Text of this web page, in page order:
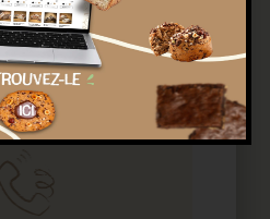
| SAINT-CHINIAN
07 64 62 11 03